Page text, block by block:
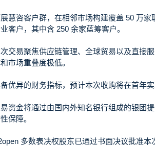
慧咨客户群，在相邻市场构建覆盖 50 万
客户，其中含 250 余家蓝筹客户。
交易聚焦供应链管理、全球贸易以及直接
市场重叠度极低。
优异的财务指标，预计本次收购将在首年实
资金将通过由国内外知名银行组成的银团
保障。
多数表决权股东已通过书面决议批准